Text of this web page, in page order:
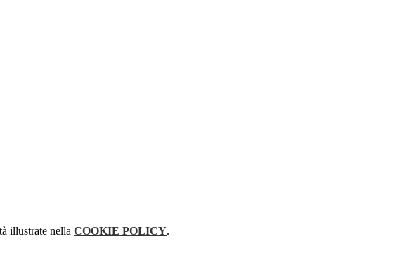
illustrate nella COOKIE POLICY.